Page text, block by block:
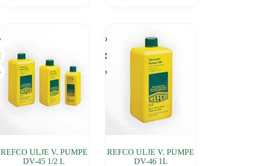
REFCO ULJE V. PUMPE
DV-45 1/2 L
REFCO ULJE V. PUMPE
DV-46 1L